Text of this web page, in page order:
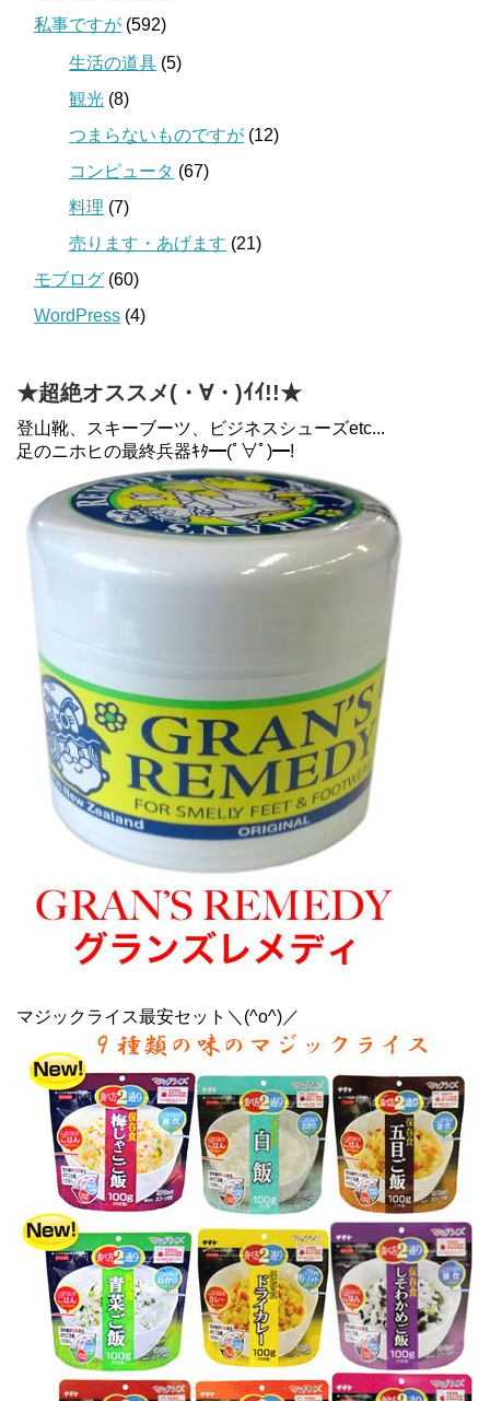
私事ですが (592)
生活の道具 (5)
観光 (8)
つまらないものですが (12)
コンピュータ (67)
料理 (7)
売ります・あげます (21)
モブログ (60)
WordPress (4)
★超絶オススメ(・∀・)ｲｲ!!★
登山靴、スキーブーツ、ビジネスシューズetc...
足のニホヒの最終兵器ｷﾀ━(ﾟ∀ﾟ)━!
マジックライス最安セット＼(^o^)／